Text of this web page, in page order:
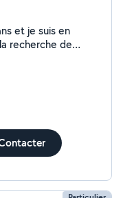
recherche de